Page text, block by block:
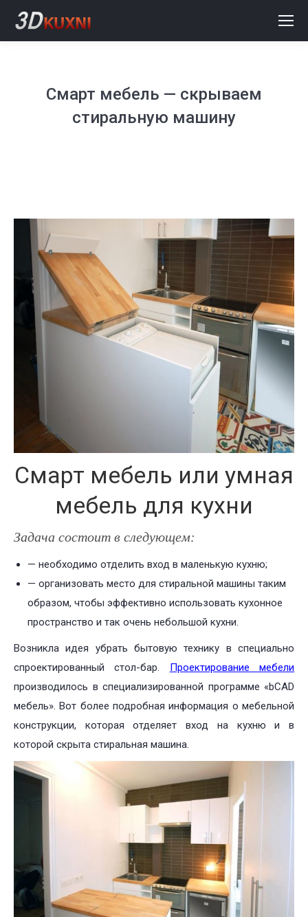
Смарт мебель — скрываем
стиральную машину
Смарт мебель или умная
мебель для кухни
Задача состоит в следующем:
— необходимо отделить вход в маленькую кухню;
— организовать место для стиральной машины таким
образом, чтобы эффективно использовать кухонное
пространство и так очень небольшой кухни.
Возникла идея убрать бытовую технику в специально
спроектированный стол-бар. Проектирование мебели
производилось в специализированной программе «bCАD
мебель». Вот более подробная информация о мебельной
конструкции, которая отделяет вход на кухню и в
которой скрыта стиральная машина.